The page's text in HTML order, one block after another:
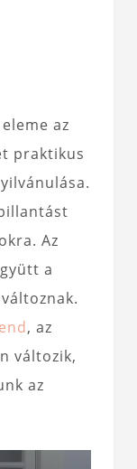
az
praktikus
Az
a
, az
változik,
az